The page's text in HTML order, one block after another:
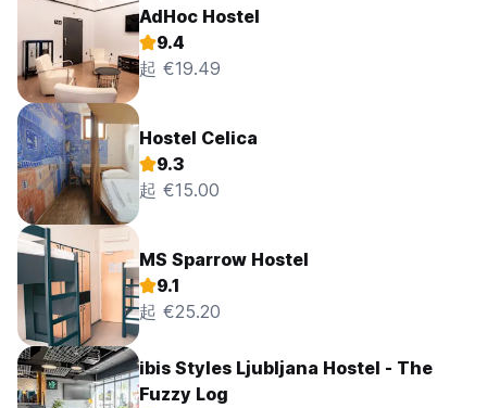
AdHoc Hostel
9.4
起 €19.49
Hostel Celica
9.3
起 €15.00
MS Sparrow Hostel
9.1
起 €25.20
ibis Styles Ljubljana Hostel - The
Fuzzy Log